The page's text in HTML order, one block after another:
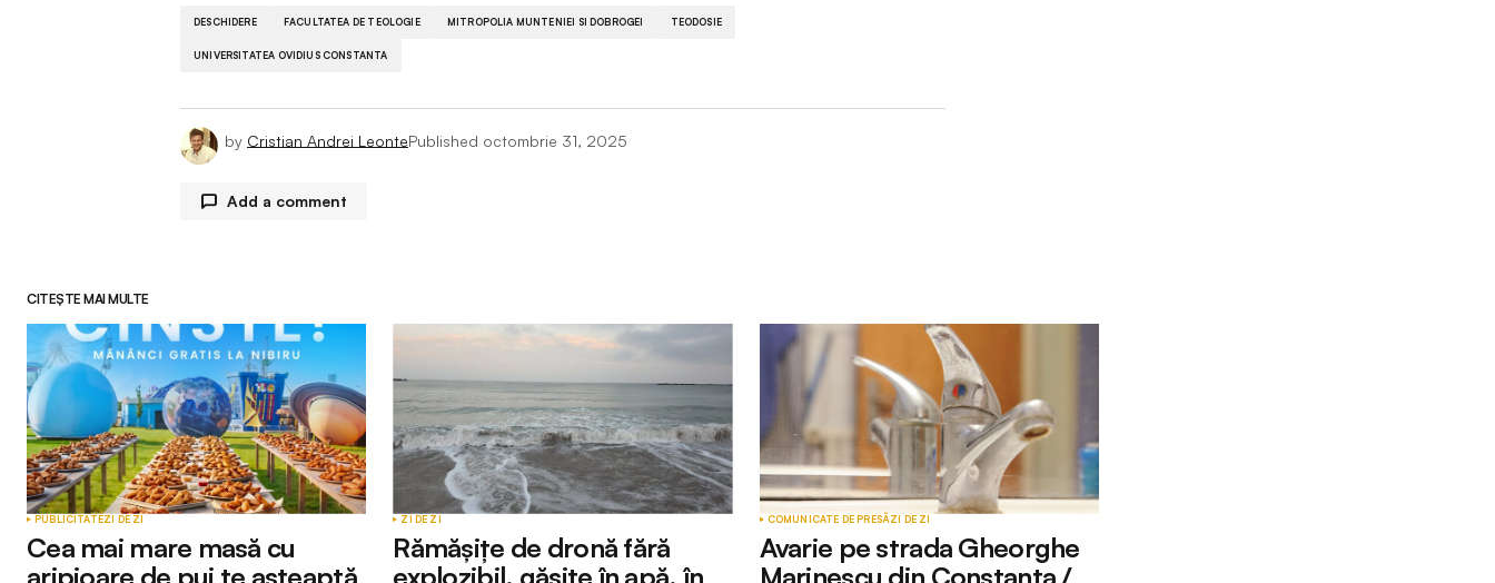
DESCHIDERE FACULTATEA DE TEOLOGIE MITROPOLIA MUNTENIEI SI DOBROGEI TEODOSIE
UNIVERSITATEA OVIDIUS CONSTANTA
by Cristian Andrei LeontePublished octombrie 31, 2025
Add a comment
Comment*
Your Name* Your E-mail*
CITEȘTE MAI MULTE
PUBLICITATEZI DE ZI
Cea mai mare masă cu
aripioare de pui te așteaptă
ZI DE ZI
Rămășițe de dronă fără
explozibil, găsite în apă, în
COMUNICATE DE PRESĂZI DE ZI
Avarie pe strada Gheorghe
Marinescu din Constanța /